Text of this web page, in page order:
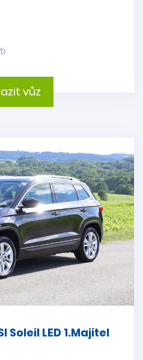
vůz
Soleil LED 1.Majitel